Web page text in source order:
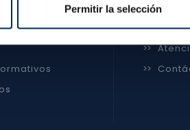
Permitir la selección
S.L.
>>
>> FAQ
>>
>>